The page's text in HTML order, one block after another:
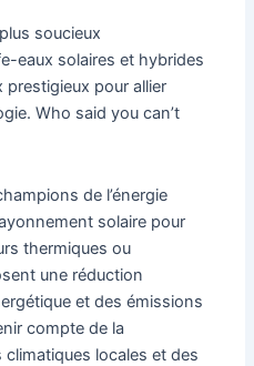
soucieux
eaux solaires et hybrides
pour allier
Who said you can’t
de l’énergie
solaire pour
thermiques ou
une réduction
et des émissions
compte de la
locales et des